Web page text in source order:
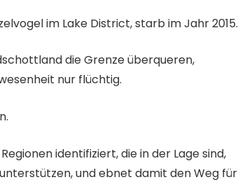
im Lake District, starb im Jahr 2015.
die Grenze überqueren,
nur flüchtig.
identifiziert, die in der Lage sind,
und ebnet damit den Weg für